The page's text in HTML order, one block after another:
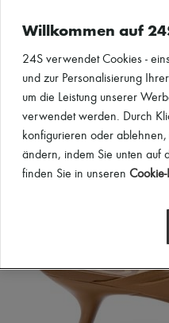
Willkommen auf
24S verwendet Cookies -
und zur Personalisierung
um die Leistung unserer
verwendet werden. Durch
konfigurieren oder
ändern, indem Sie unten auf
finden Sie in unseren Cookie-